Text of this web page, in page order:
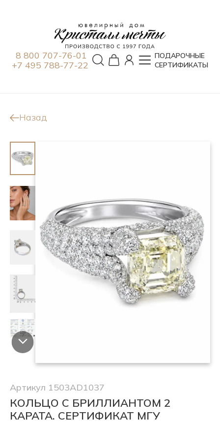
8 800 707-76-01
+7 495 788-77-22
ПОДАРОЧНЫЕ
СЕРТИФИКАТЫ
Назад
Артикул 1503AD1037
КОЛЬЦО С БРИЛЛИАНТОМ 2
КАРАТА. СЕРТИФИКАТ МГУ